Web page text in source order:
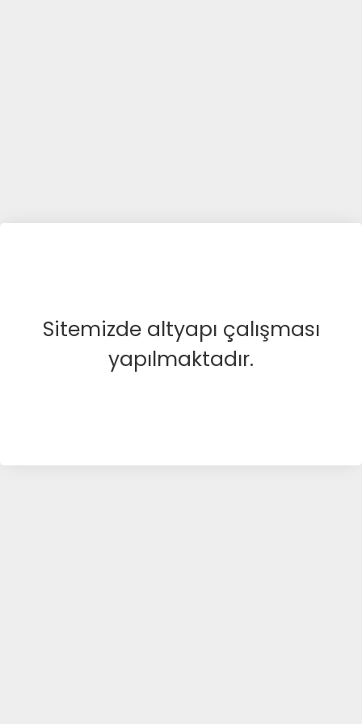
Sitemizde altyapı çalışması
yapılmaktadır.